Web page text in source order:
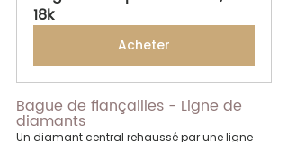
18k
Acheter
Bague de fiançailles - Ligne de
diamants
Un diamant central rehaussé par une ligne